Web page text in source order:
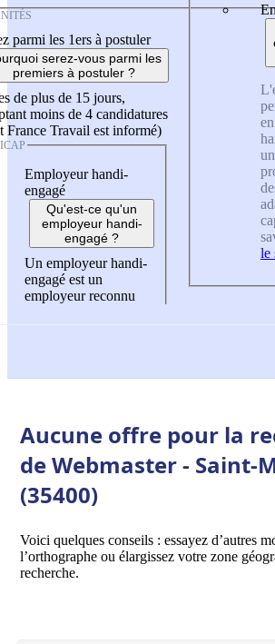
parmi les 1ers à postuler
serez-vous parmi les
premiers à postuler ?
de plus de 15 jours,
moins de 4 candidatures
France Travail est informé)
Employeur handi-
engagé
Qu'est-ce qu'un
employeur handi-
engagé ?
Un employeur handi-
engagé est un
employeur reconnu
le
Aucune offre pour la
de Webmaster - Saint-
(35400)
Voici quelques conseils : essayez d’autres
l’orthographe ou élargissez votre zone
recherche.